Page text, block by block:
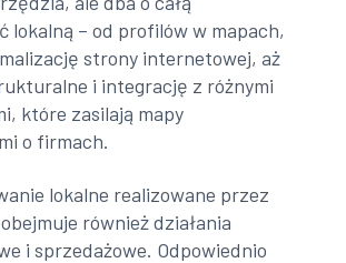
lokalną – od profilów w mapach,
strony internetowej, aż
i integrację z różnymi
które zasilają mapy
o firmach.
lokalne realizowane przez
również działania
i sprzedażowe. Odpowiednio